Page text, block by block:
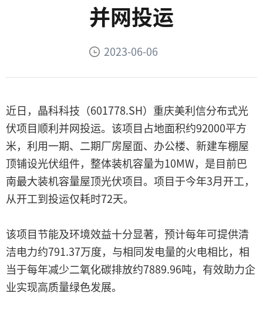
并网投运
2023-06-06
近日，晶科科技（601778.SH）重庆美利信分布式光
伏项目顺利并网投运。该项目占地面积约92000平方
米，利用一期、二期厂房屋面、办公楼、新建车棚屋
顶铺设光伏组件，整体装机容量为10MW，是目前巴
南最大装机容量屋顶光伏项目。项目于今年3月开工，
从开工到投运仅耗时72天。
该项目节能及环境效益十分显著，预计每年可提供清
洁电力约791.37万度，与相同发电量的火电相比，相
当于每年减少二氧化碳排放约7889.96吨，有效助力企
业实现高质量绿色发展。